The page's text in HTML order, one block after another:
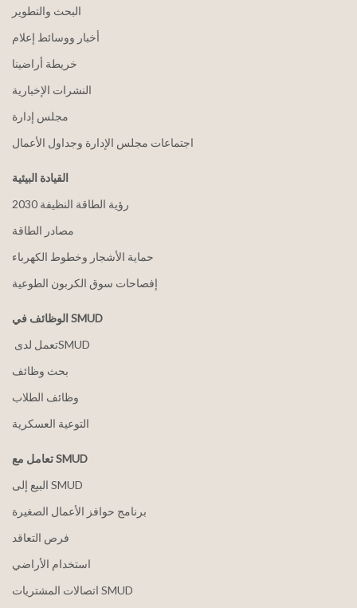
البحث والتطوير
أخبار ووسائط إعلام
خريطة أراضينا
النشرات الإخبارية
مجلس إدارة
اجتماعات مجلس الإدارة وجداول الأعمال
القيادة البيئية
2030 رؤية الطاقة النظيفة
مصادر الطاقة
حماية الأشجار وخطوط الكهرباء
إفصاحات سوق الكربون الطوعية
الوظائف في SMUD
بحث وظائف
وظائف الطلاب
التوعية العسكرية
تعامل مع SMUD
البيع إلى SMUD
برنامج حوافز الأعمال الصغيرة
فرص التعاقد
استخدام الأراضي
اتصالات المشتريات SMUD